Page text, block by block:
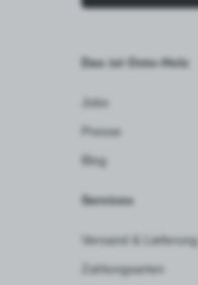
Das ist Osto-Holz
Jobs
Presse
Blog
Services
Versand & Lieferung
Zahlungsarten